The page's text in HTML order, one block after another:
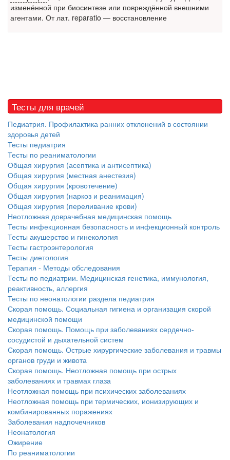
встрече с журналистами ведущих...
острой кардиотоксичности и
Закон о праве родителей находиться с детьми в
реанимации внесен в Госдуму
Соответствующий
палату на
рассмотрение. Суть его
заключается в
нахождении одного из
бесплатно, в течении всего срока лечения...
изменённой при биосинтезе или повреждённой внешними
агентами. От лат. reparatio — восстановление
Тесты для врачей
Педиатрия. Профилактика ранних отклонений в состоянии
здоровья детей
Тесты педиатрия
Тесты по реаниматологии
Общая хирургия (асептика и антисептика)
Общая хирургия (местная анестезия)
Общая хирургия (кровотечение)
Общая хирургия (наркоз и реанимация)
Общая хирургия (переливание крови)
Неотложная доврачебная медицинская помощь
Тесты инфекционная безопасность и инфекционный контроль
Тесты акушерство и гинекология
Тесты гастроэнтерология
Тесты диетология
Терапия - Методы обследования
Тесты по педиатрии. Медицинская генетика, иммунология,
реактивность, аллергия
Тесты по неонатологии раздела педиатрия
Скорая помощь. Социальная гигиена и организация скорой
медицинской помощи
Скорая помощь. Помощь при заболеваниях сердечно-
сосудистой и дыхательной систем
Скорая помощь. Острые хирургические заболевания и травмы
органов груди и живота
Скорая помощь. Неотложная помощь при острых
заболеваниях и травмах глаза
Неотложная помощь при психических заболеваниях
Неотложная помощь при термических, ионизирующих и
комбинированных поражениях
Заболевания надпочечников
Неонатология
Ожирение
По реаниматологии